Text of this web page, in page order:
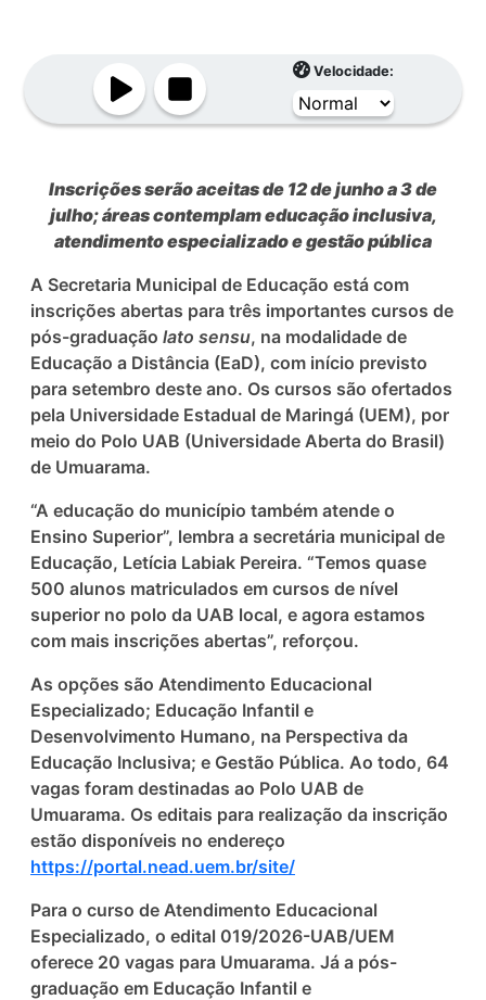
Velocidade:
Inscrições serão aceitas de 12 de junho a 3 de
julho; áreas contemplam educação inclusiva,
atendimento especializado e gestão pública
A Secretaria Municipal de Educação está com
inscrições abertas para três importantes cursos de
pós-graduação lato sensu, na modalidade de
Educação a Distância (EaD), com início previsto
para setembro deste ano. Os cursos são ofertados
pela Universidade Estadual de Maringá (UEM), por
meio do Polo UAB (Universidade Aberta do Brasil)
de Umuarama.
“A educação do município também atende o
Ensino Superior”, lembra a secretária municipal de
Educação, Letícia Labiak Pereira. “Temos quase
500 alunos matriculados em cursos de nível
superior no polo da UAB local, e agora estamos
com mais inscrições abertas”, reforçou.
As opções são Atendimento Educacional
Especializado; Educação Infantil e
Desenvolvimento Humano, na Perspectiva da
Educação Inclusiva; e Gestão Pública. Ao todo, 64
vagas foram destinadas ao Polo UAB de
Umuarama. Os editais para realização da inscrição
estão disponíveis no endereço
https://portal.nead.uem.br/site/
Para o curso de Atendimento Educacional
Especializado, o edital 019/2026-UAB/UEM
oferece 20 vagas para Umuarama. Já a pós-
graduação em Educação Infantil e